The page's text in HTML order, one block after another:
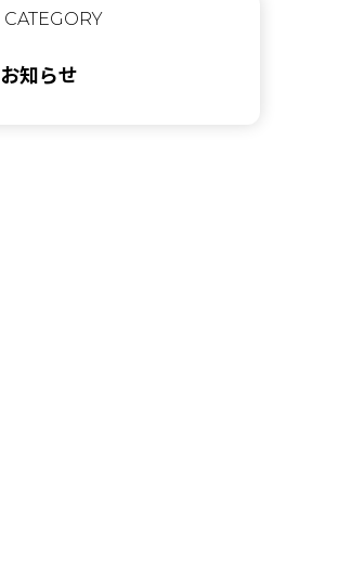
CATEGORY
お知らせ